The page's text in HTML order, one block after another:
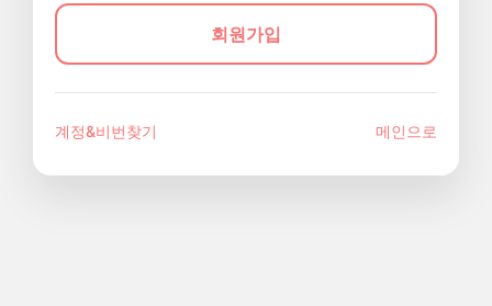
회원가입
계정&비번찾기 메인으로